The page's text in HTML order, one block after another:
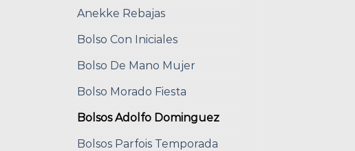
Anekke Rebajas
Bolso Con Iniciales
Bolso De Mano Mujer
Bolso Morado Fiesta
Bolsos Adolfo Dominguez
Bolsos Parfois Temporada